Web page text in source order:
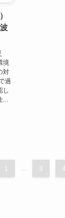
境
対
過
し
1 3 4